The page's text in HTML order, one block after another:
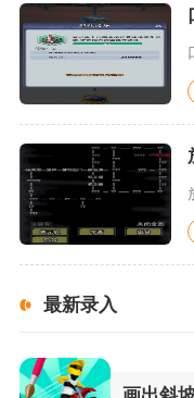
最新录入